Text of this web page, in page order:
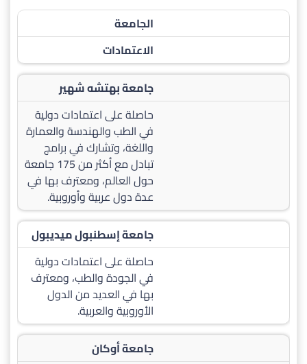
الجامعة
الاعتمادات
جامعة بهتشه شهير
حاصلة على اعتمادات دولية
في الطب والهندسة والعمارة
واللغة، وتشارك في برامج
تبادل مع أكثر من 175 جامعة
حول العالم، ومعترف بها في
عدة دول عربية وأوروبية.
جامعة إسطنبول ميديبول
حاصلة على اعتمادات دولية
في الجودة والطب، ومعترف
بها في العديد من الدول
الأوروبية والعربية.
جامعة أوكان